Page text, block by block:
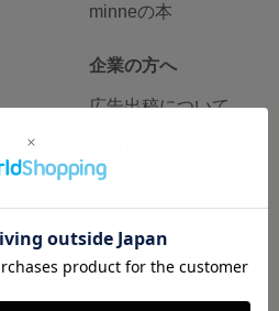
minneの本
企業の方へ
広告出稿について
採用情報 メディアキット